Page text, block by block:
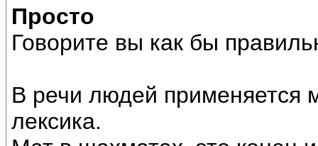
Просто
Говорите вы как бы
В речи людей применяется
лексика.